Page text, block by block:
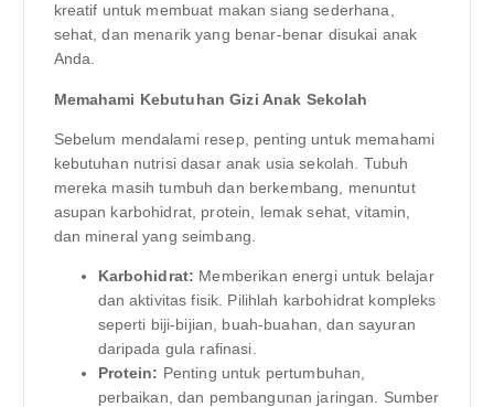
kreatif untuk membuat makan siang sederhana,
sehat, dan menarik yang benar-benar disukai anak
Anda.
Memahami Kebutuhan Gizi Anak Sekolah
Sebelum mendalami resep, penting untuk memahami
kebutuhan nutrisi dasar anak usia sekolah. Tubuh
mereka masih tumbuh dan berkembang, menuntut
asupan karbohidrat, protein, lemak sehat, vitamin,
dan mineral yang seimbang.
Karbohidrat: Memberikan energi untuk belajar
dan aktivitas fisik. Pilihlah karbohidrat kompleks
seperti biji-bijian, buah-buahan, dan sayuran
daripada gula rafinasi.
Protein: Penting untuk pertumbuhan,
perbaikan, dan pembangunan jaringan. Sumber